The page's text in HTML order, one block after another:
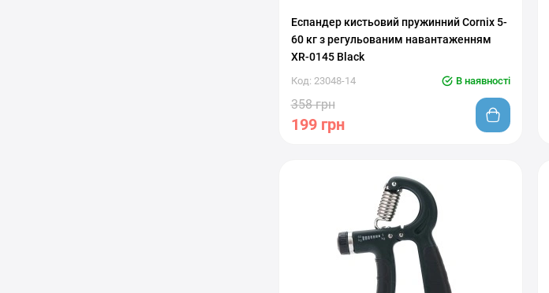
Еспандер кистьовий пружинний Cornix 5-
60 кг з регульованим навантаженням
XR-0145 Black
Код: 23048-14 В наявності
358 грн
199 грн